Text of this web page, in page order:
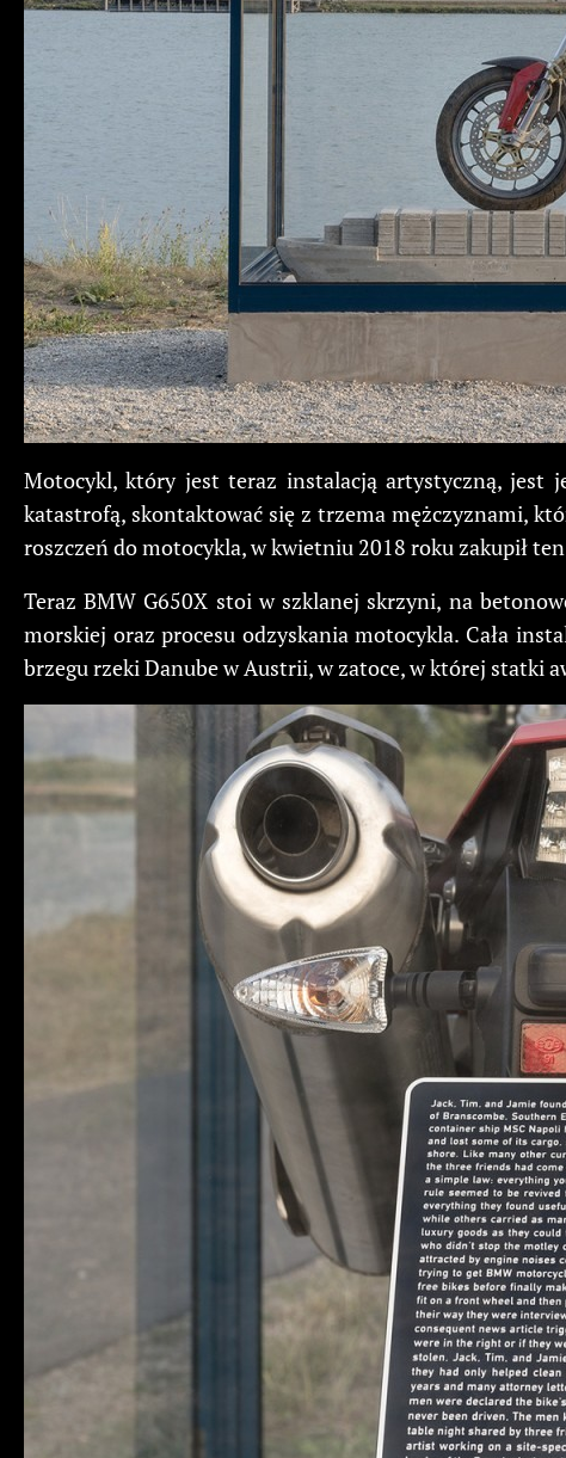
Motocykl, który jest teraz instalacją artystyczną, jest
katastrofą, skontaktować się z trzema mężczyznami,
roszczeń do motocykla, w kwietniu 2018 roku zakupił
Teraz BMW G650X stoi w szklanej skrzyni, na
morskiej oraz procesu odzyskania motocykla. Cała
brzegu rzeki Danube w Austrii, w zatoce, w której statki